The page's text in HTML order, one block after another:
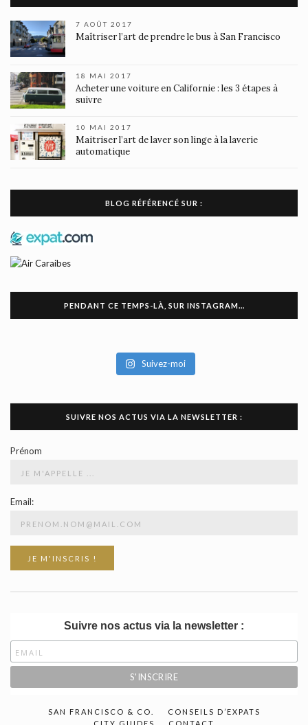
7 AOÛT 2017
Maîtriser l’art de prendre le bus à San Francisco
18 MAI 2017
Acheter une voiture en Californie : les 3 étapes à
suivre
10 MAI 2017
Maitriser l’art de laver son linge à la laverie
automatique
BLOG RÉFÉRENCÉ SUR :
PENDANT CE TEMPS-LÀ, SUR INSTAGRAM…
Suivez-moi
SUIVRE NOS ACTUS VIA LA NEWSLETTER :
Prénom
Email:
Suivre nos actus via la newsletter :
SAN FRANCISCO & CO.
CONSEILS D’EXPATS